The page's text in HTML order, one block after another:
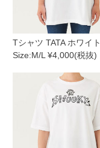
Tシャツ TATA ホワイト
Size:M/L ¥4,000(税抜)